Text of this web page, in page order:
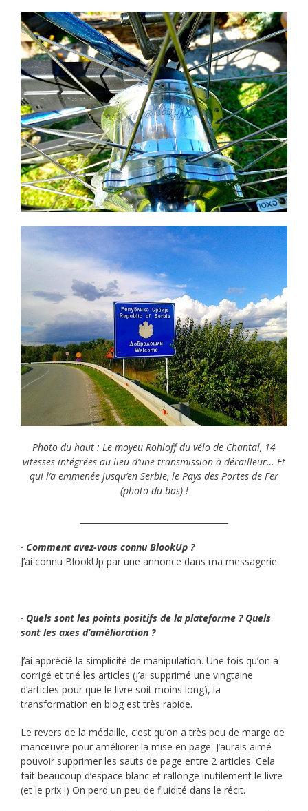
Photo du haut : Le moyeu Rohloff du vélo de Chantal, 14
vitesses intégrées au lieu d’une transmission à dérailleur… Et
qui l’a emmenée jusqu’en Serbie, le Pays des Portes de Fer
(photo du bas) !
· Comment avez-vous connu BlookUp ?
J’ai connu BlookUp par une annonce dans ma messagerie.
· Quels sont les points positifs de la plateforme ? Quels
sont les axes d’amélioration ?
J’ai apprécié la simplicité de manipulation. Une fois qu’on a
corrigé et trié les articles (j’ai supprimé une vingtaine
d’articles pour que le livre soit moins long), la
transformation en blog est très rapide.
Le revers de la médaille, c’est qu’on a très peu de marge de
manœuvre pour améliorer la mise en page. J’aurais aimé
pouvoir supprimer les sauts de page entre 2 articles. Cela
fait beaucoup d’espace blanc et rallonge inutilement le livre
(et le prix !) On perd un peu de fluidité dans le récit.